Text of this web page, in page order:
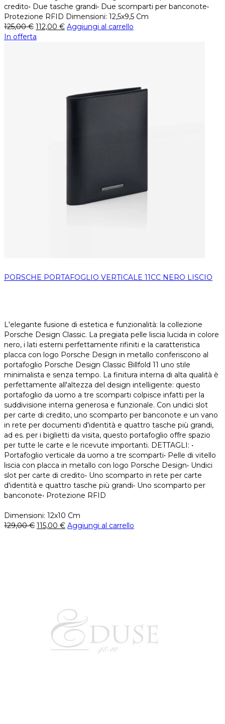
credito• Due tasche grandi• Due scomparti per banconote•
Protezione RFID Dimensioni: 12,5x9,5 Cm
125,00€ 112,00 € Aggiungi al carrello
In offerta
PORSCHE PORTAFOGLIO VERTICALE 11CC NERO LISCIO
L'elegante fusione di estetica e funzionalità: la collezione
Porsche Design Classic. La pregiata pelle liscia lucida in colore
nero, i lati esterni perfettamente rifiniti e la caratteristica
placca con logo Porsche Design in metallo conferiscono al
portafoglio Porsche Design Classic Billfold 11 uno stile
minimalista e senza tempo. La finitura interna di alta qualità è
perfettamente all'altezza del design intelligente: questo
portafoglio da uomo a tre scomparti colpisce infatti per la
suddivisione interna generosa e funzionale. Con undici slot
per carte di credito, uno scomparto per banconote e un vano
in rete per documenti d'identità e quattro tasche più grandi,
ad es. per i biglietti da visita, questo portafoglio offre spazio
per tutte le carte e le ricevute importanti. DETTAGLI: •
Portafoglio verticale da uomo a tre scomparti• Pelle di vitello
liscia con placca in metallo con logo Porsche Design• Undici
slot per carte di credito• Uno scomparto in rete per carte
d'identità e quattro tasche più grandi• Uno scomparto per
banconote• Protezione RFID
Dimensioni: 12x10 Cm
129,00€ 115,00 € Aggiungi al carrello